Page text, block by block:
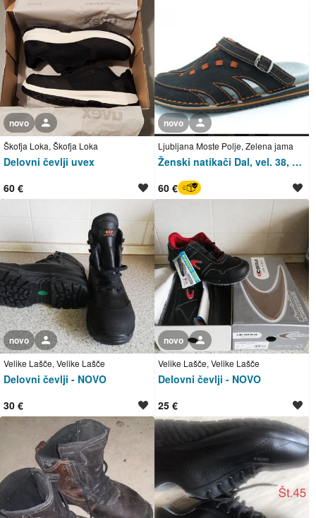
Delovni čevlji uvex
Škofja Loka, Škofja Loka
novo
60 €
Ženski natikači Dal, vel. 38, NOVI
Ljubljana Moste Polje, Zelena jama
novo
60 €
Delovni čevlji - NOVO
Velike Lašče, Velike Lašče
novo
30 €
Delovni čevlji - NOVO
Velike Lašče, Velike Lašče
novo
25 €